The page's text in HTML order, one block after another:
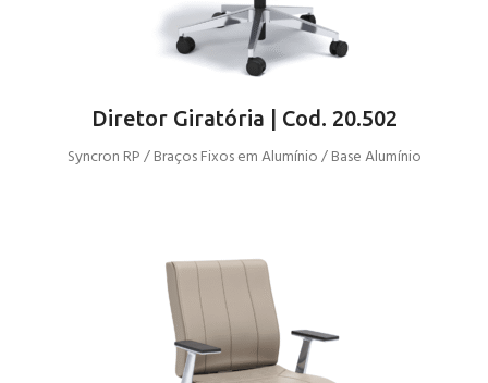
Diretor Giratória | Cod. 20.502
Syncron RP / Braços Fixos em Alumínio / Base Alumínio